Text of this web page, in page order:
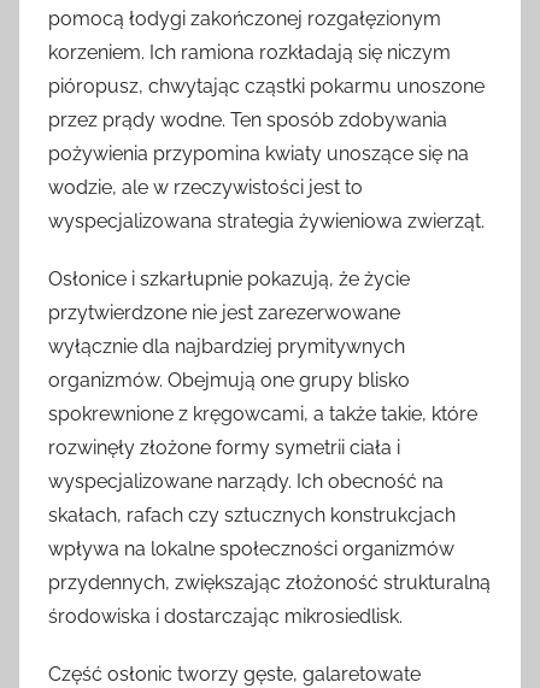
pomocą łodygi zakończonej rozgałęzionym
korzeniem. Ich ramiona rozkładają się niczym
pióropusz, chwytając cząstki pokarmu unoszone
przez prądy wodne. Ten sposób zdobywania
pożywienia przypomina kwiaty unoszące się na
wodzie, ale w rzeczywistości jest to
wyspecjalizowana strategia żywieniowa zwierząt.
Osłonice i szkarłupnie pokazują, że życie
przytwierdzone nie jest zarezerwowane
wyłącznie dla najbardziej prymitywnych
organizmów. Obejmują one grupy blisko
spokrewnione z kręgowcami, a także takie, które
rozwinęły złożone formy symetrii ciała i
wyspecjalizowane narządy. Ich obecność na
skałach, rafach czy sztucznych konstrukcjach
wpływa na lokalne społeczności organizmów
przydennych, zwiększając złożoność strukturalną
środowiska i dostarczając mikrosiedlisk.
Część osłonic tworzy gęste, galaretowate